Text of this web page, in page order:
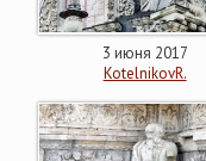
3 июня 2017
KotelnikovR.